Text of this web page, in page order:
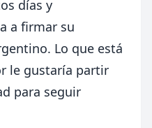
días y
a firmar su
Lo que está
le gustaría partir
para seguir